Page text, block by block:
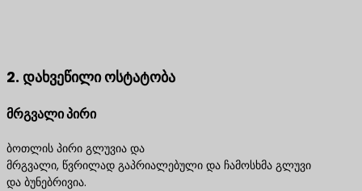
2. დახვეწილი ოსტატობა
მრგვალი პირი
ბოთლის პირი გლუვია და
მრგვალი, წვრილად გაპრიალებული და ჩამოსხმა გლუვი
და ბუნებრივია.